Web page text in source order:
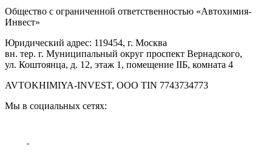
Общество с ограниченной ответственностью «Автохимия-
Инвест»
Юридический адрес: 119454, г. Москва
вн. тер. г. Муниципальный округ проспект Вернадского,
ул. Коштоянца, д. 12, этаж 1, помещение IIБ, комната 4
AVTOKHIMIYA-INVEST, OOO TIN 7743734773
Мы в социальных сетях: